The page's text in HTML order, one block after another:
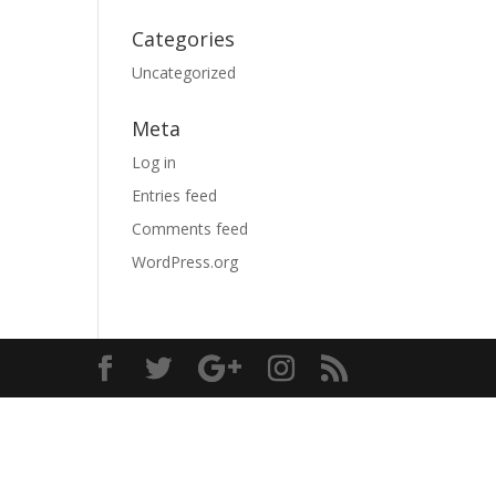
Categories
Uncategorized
Meta
Log in
Entries feed
Comments feed
WordPress.org